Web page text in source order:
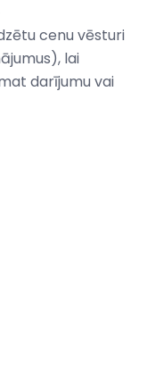
cenu vēsturi
lai
darījumu vai